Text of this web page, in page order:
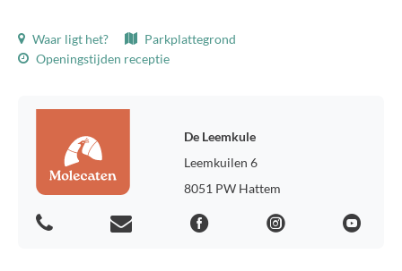
Getoonde prijzen zijn inclusief:
Toeristenbelasting
Bedlinnen
WiFi
Verbruik gas, water en elektra
Toeristenbelasting:
Waar ligt het?
Parkplattegrond
Openingstijden receptie
De Leemkule
Leemkuilen 6
8051 PW Hattem